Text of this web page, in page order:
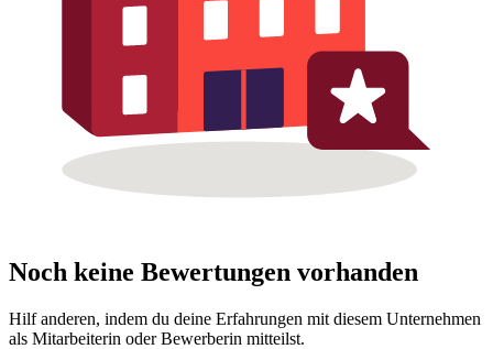
Noch keine Bewertungen vorhanden
Hilf anderen, indem du deine Erfahrungen mit diesem Unternehmen
als Mitarbeiterin oder Bewerberin mitteilst.